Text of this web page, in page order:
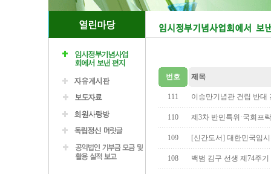
번호 제목
111 이승만기념관 건립 반대
110 제3차 반민특위·국회프
109 [신간도서] 대한민국임
108 백범 김구 선생 제74주